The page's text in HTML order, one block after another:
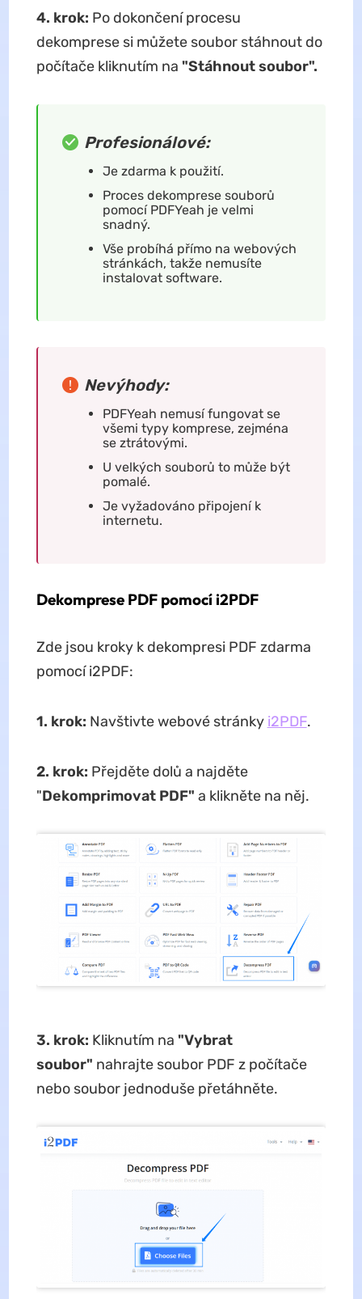
4. krok: Po dokončení procesu
dekomprese si můžete soubor stáhnout do
počítače kliknutím na "Stáhnout soubor".
Profesionálové:
Je zdarma k použití.
Proces dekomprese souborů
pomocí PDFYeah je velmi
snadný.
Vše probíhá přímo na webových
stránkách, takže nemusíte
instalovat software.
Nevýhody:
PDFYeah nemusí fungovat se
všemi typy komprese, zejména
se ztrátovými.
U velkých souborů to může být
pomalé.
Je vyžadováno připojení k
internetu.
Dekomprese PDF pomocí i2PDF
Zde jsou kroky k dekompresi PDF zdarma
pomocí i2PDF:
1. krok: Navštivte webové stránky i2PDF.
2. krok: Přejděte dolů a najděte
"Dekomprimovat PDF" a klikněte na něj.
3. krok: Kliknutím na "Vybrat
soubor" nahrajte soubor PDF z počítače
nebo soubor jednoduše přetáhněte.